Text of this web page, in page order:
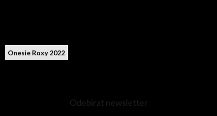
Onesie Roxy 2022
Odebírat newsletter